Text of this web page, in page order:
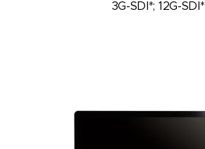
3G-SDI*; 12G-SDI*